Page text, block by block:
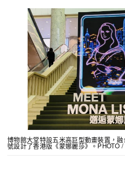
博物館大堂特設五米高巨型動畫裝置，
號設計了香港版《蒙娜麗莎》。PHOTO